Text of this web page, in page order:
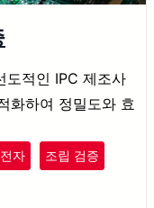
적인 IPC 제조사
화하여 정밀도와 효
전자 조립 검증